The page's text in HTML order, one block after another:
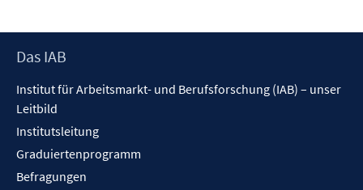
Footer
Das IAB
Institut für Arbeitsmarkt- und Berufsforschung (IAB) – unser
Leitbild
Institutsleitung
Graduiertenprogramm
Befragungen